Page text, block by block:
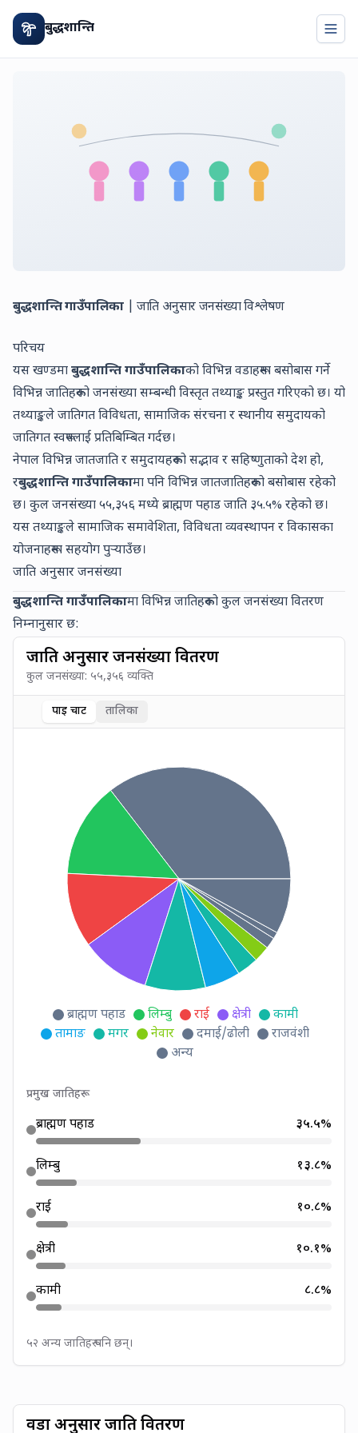
बुद्धशान्ति
बुद्धशान्ति गाउँपालिका | जाति अनुसार जनसंख्या विश्लेषण
परिचय
यस खण्डमाबुद्धशान्ति गाउँपालिकाको विभिन्न वडाहरूमा बसोबास गर्ने
विभिन्न जातिहरूको जनसंख्या सम्बन्धी विस्तृत तथ्याङ्क प्रस्तुत गरिएको छ। यो
तथ्याङ्कले जातिगत विविधता, सामाजिक संरचना र स्थानीय समुदायको
जातिगत स्वरूपलाई प्रतिबिम्बित गर्दछ।
नेपाल विभिन्न जातजाति र समुदायहरूको सद्भाव र सहिष्णुताको देश हो,
रबुद्धशान्ति गाउँपालिकामा पनि विभिन्न जातजातिहरूको बसोबास रहेको
छ। कुल जनसंख्या५५,३५६ मध्येब्राह्मण पहाडजाति ३५.५% रहेको छ।
यस तथ्याङ्कले सामाजिक समावेशिता, विविधता व्यवस्थापन र विकासका
योजनाहरूमा सहयोग पुर्‍याउँछ।
जाति अनुसार जनसंख्या
बुद्धशान्ति गाउँपालिकामा विभिन्न जातिहरूको कुल जनसंख्या वितरण
निम्नानुसार छ:
जाति अनुसार जनसंख्या वितरण
कुल जनसंख्या: ५५,३५६ व्यक्ति
पाई चार्ट तालिका
ब्राह्मण पहाड लिम्बु राई क्षेत्री
कामी
तामाङ
मगर नेवार दमाई/ढोली
राजवंशी
अन्य
प्रमुख जातिहरू
ब्राह्मण पहाड ३५.५%
लिम्बु १३.८%
राई १०.८%
क्षेत्री १०.१%
कामी ८.८%
५२ अन्य जातिहरू पनि छन्।
वडा अनुसार जाति वितरण